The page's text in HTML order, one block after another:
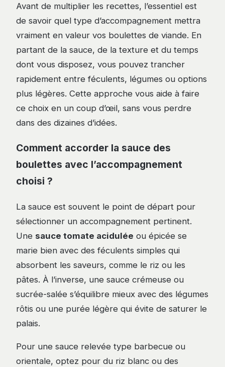
Avant de multiplier les recettes, l’essentiel est
de savoir quel type d’accompagnement mettra
vraiment en valeur vos boulettes de viande. En
partant de la sauce, de la texture et du temps
dont vous disposez, vous pouvez trancher
rapidement entre féculents, légumes ou options
plus légères. Cette approche vous aide à faire
ce choix en un coup d’œil, sans vous perdre
dans des dizaines d’idées.
Comment accorder la sauce des
boulettes avec l’accompagnement
choisi ?
La sauce est souvent le point de départ pour
sélectionner un accompagnement pertinent.
Une sauce tomate acidulée ou épicée se
marie bien avec des féculents simples qui
absorbent les saveurs, comme le riz ou les
pâtes. À l’inverse, une sauce crémeuse ou
sucrée-salée s’équilibre mieux avec des légumes
rôtis ou une purée légère qui évite de saturer le
palais.
Pour une sauce relevée type barbecue ou
orientale, optez pour du riz blanc ou des